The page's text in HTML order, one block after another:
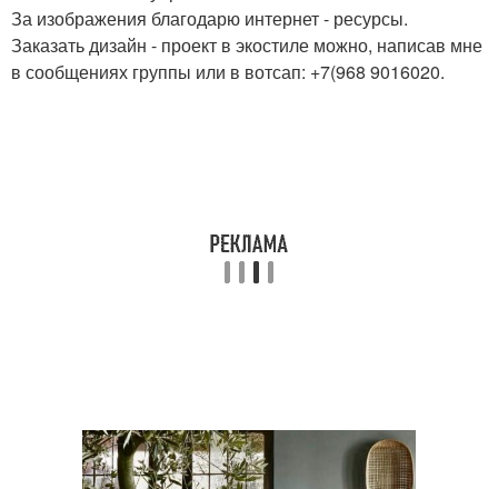
За изображения благодарю интернет - ресурсы.
Заказать дизайн - проект в экостиле можно, написав мне
в сообщениях группы или в вотсап: +7(968 9016020.